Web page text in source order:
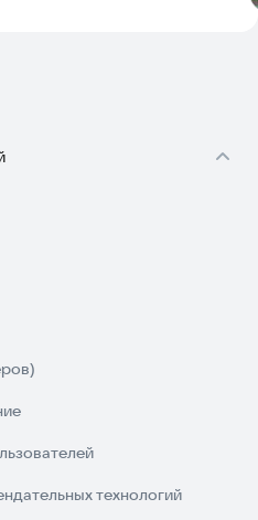
технологий